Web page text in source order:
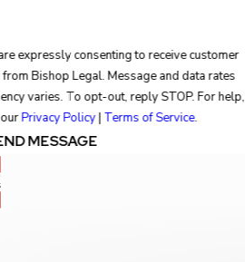
expressly consenting to receive customer
from Bishop Legal. Message and data rates
varies. To opt-out, reply STOP. For help,
ourPrivacy Policy| Terms of Service.
MESSAGE